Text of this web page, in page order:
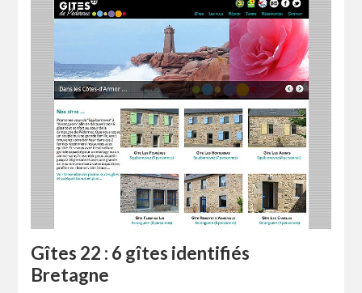
Gîtes 22 : 6 gîtes identifiés
Bretagne